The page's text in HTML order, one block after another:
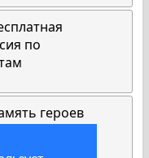
по
героев